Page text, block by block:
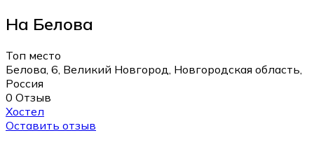
На Белова
Топ место
Белова, 6, Великий Новгород, Новгородская область,
Россия
0 Отзыв
Хостел
Оставить отзыв